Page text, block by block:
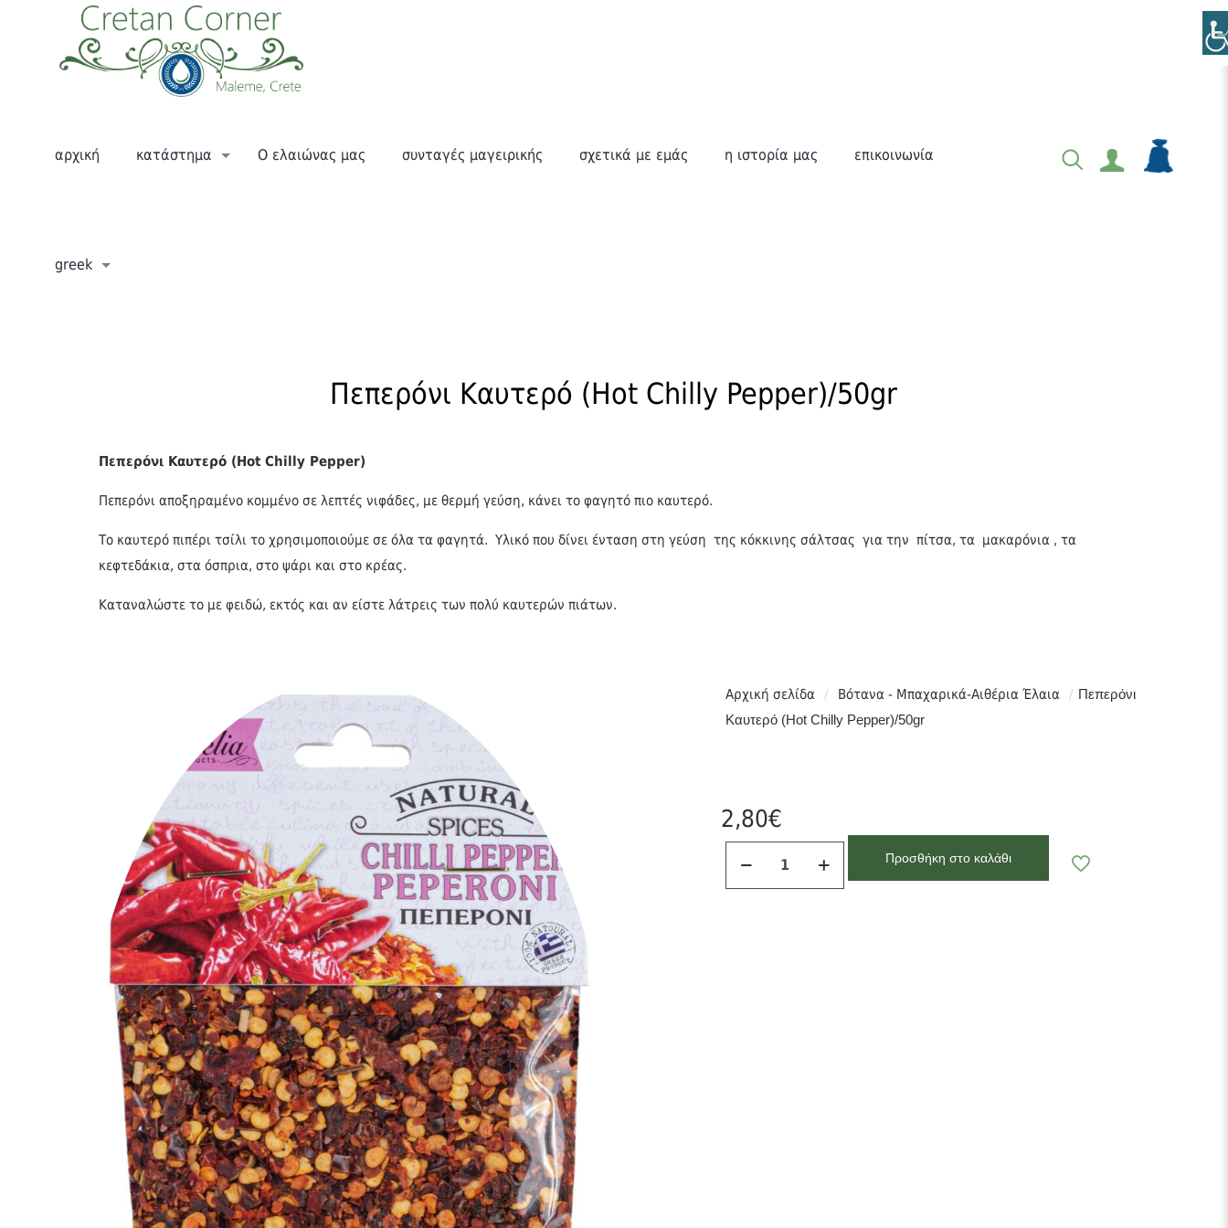
αρχική κατάστημα Ο ελαιώνας μας συνταγές μαγειρικής σχετικά με εμάς η ιστορία μας επικοινωνία
greek
Πεπερόνι Καυτερό (Hot Chilly Pepper)/50gr
Πεπερόνι Καυτερό (Hot Chilly Pepper)
Πεπερόνι αποξηραμένο κομμένο σε λεπτές νιφάδες, με θερμή γεύση, κάνει το φαγητό πιο καυτερό.
Το καυτερό πιπέρι τσίλι το χρησιμοποιούμε σε όλα τα φαγητά. Υλικό που δίνει ένταση στη γεύση της κόκκινης σάλτσας για την πίτσα, τα μακαρόνια , τα
κεφτεδάκια, στα όσπρια, στο ψάρι και στο κρέας.
Καταναλώστε το με φειδώ, εκτός και αν είστε λάτρεις των πολύ καυτερών πιάτων.
Αρχική σελίδα / Βότανα - Μπαχαρικά-Αιθέρια Έλαια / Πεπερόνι
Καυτερό (Hot Chilly Pepper)/50gr
2,80€
Προσθήκη στο καλάθι